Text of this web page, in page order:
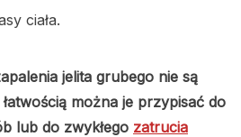
ciała.
jelita grubego nie są
można je przypisać do
lub do zwykłego zatrucia